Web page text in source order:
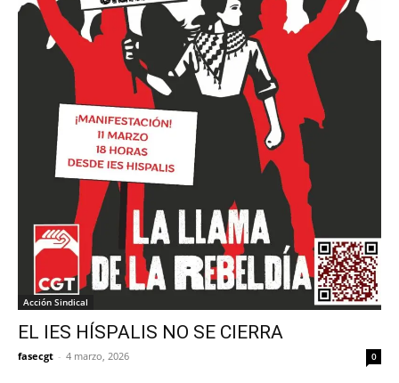
Acción Sindical
EL IES HÍSPALIS NO SE CIERRA
fasecgt - 4 marzo, 2026 0